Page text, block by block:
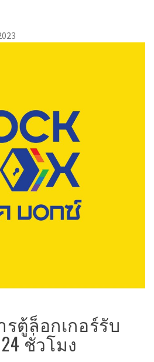
รตู้ล็อกเกอร์รับ
ชั่วโมง